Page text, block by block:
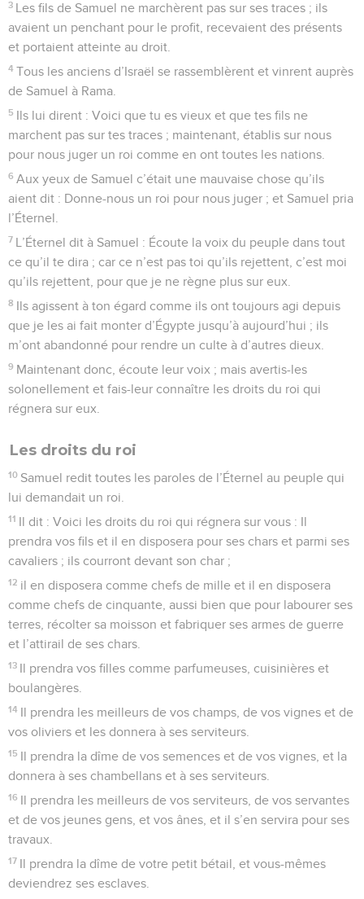
3 Les fils de Samuel ne marchèrent pas sur ses traces ; ils
avaient un penchant pour le profit, recevaient des présents
et portaient atteinte au droit.
4 Tous les anciens d’Israël se rassemblèrent et vinrent auprès
de Samuel à Rama.
5 Ils lui dirent : Voici que tu es vieux et que tes fils ne
marchent pas sur tes traces ; maintenant, établis sur nous
pour nous juger un roi comme en ont toutes les nations.
6 Aux yeux de Samuel c’était une mauvaise chose qu’ils
aient dit : Donne-nous un roi pour nous juger ; et Samuel pria
l’Éternel.
7 L’Éternel dit à Samuel : Écoute la voix du peuple dans tout
ce qu’il te dira ; car ce n’est pas toi qu’ils rejettent, c’est moi
qu’ils rejettent, pour que je ne règne plus sur eux.
8 Ils agissent à ton égard comme ils ont toujours agi depuis
que je les ai fait monter d’Égypte jusqu’à aujourd’hui ; ils
m’ont abandonné pour rendre un culte à d’autres dieux.
9 Maintenant donc, écoute leur voix ; mais avertis-les
solonellement et fais-leur connaître les droits du roi qui
régnera sur eux.
Les droits du roi
10 Samuel redit toutes les paroles de l’Éternel au peuple qui
lui demandait un roi.
11 Il dit : Voici les droits du roi qui régnera sur vous : Il
prendra vos fils et il en disposera pour ses chars et parmi ses
cavaliers ; ils courront devant son char ;
12 il en disposera comme chefs de mille et il en disposera
comme chefs de cinquante, aussi bien que pour labourer ses
terres, récolter sa moisson et fabriquer ses armes de guerre
et l’attirail de ses chars.
13 Il prendra vos filles comme parfumeuses, cuisinières et
boulangères.
14 Il prendra les meilleurs de vos champs, de vos vignes et de
vos oliviers et les donnera à ses serviteurs.
15 Il prendra la dîme de vos semences et de vos vignes, et la
donnera à ses chambellans et à ses serviteurs.
16 Il prendra les meilleurs de vos serviteurs, de vos servantes
et de vos jeunes gens, et vos ânes, et il s’en servira pour ses
travaux.
17 Il prendra la dîme de votre petit bétail, et vous-mêmes
deviendrez ses esclaves.